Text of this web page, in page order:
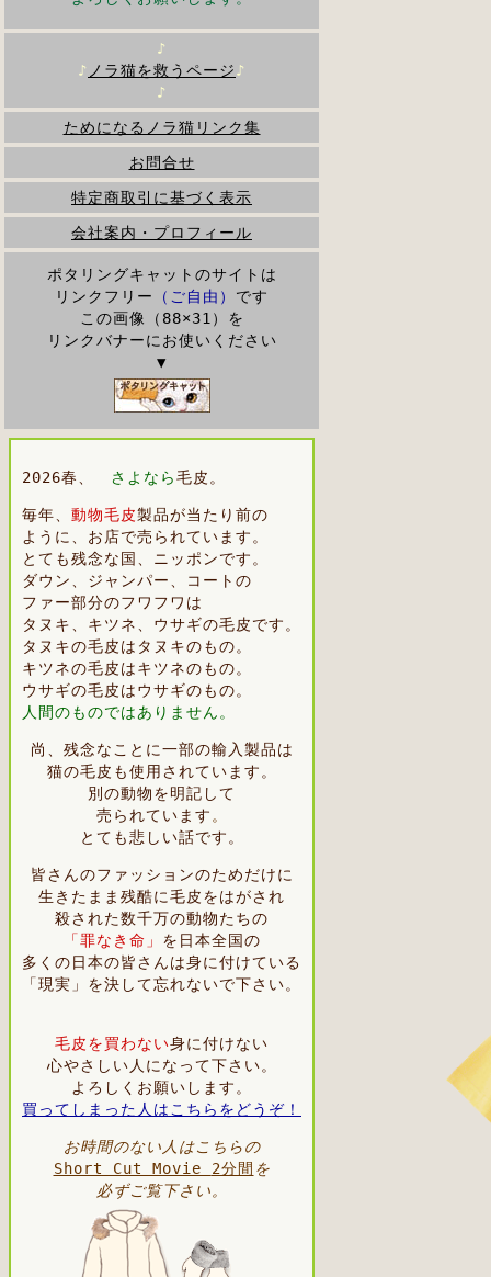
♪
♪ ノラ猫を救うページ♪
♪
ためになるノラ猫リンク集
お問合せ
特定商取引に基づく表示
会社案内・プロフィール
ポタリングキャットのサイトは
リンクフリー
（ご自由） です
この画像（88×31）を
リンクバナーにお使いください
▼
2026春、 さよなら毛皮。
毎年、 動物毛皮製品が当たり前の
ように、お店で売られています。
とても残念な国、ニッポンです。
ダウン、ジャンパー、コートの
ファー部分のフワフワは
タヌキ、キツネ、ウサギの毛皮です。
タヌキの毛皮はタヌキのもの。
キツネの毛皮はキツネのもの。
ウサギの毛皮はウサギのもの。
人間のものではありません。
尚、残念なことに一部の輸入製品は
猫の毛皮も使用されています。
別の動物を明記して
売られています 。
とても悲しい話です。
皆さんのファッションのためだけに
生きたまま残酷に毛皮をはがされ
殺された数千万の動物たちの
「罪なき命」 を日本全国の
多くの日本の皆さんは身に付けている
「現実」を決して忘れないで下さい。
毛皮を買わない身に付けない
心やさしい人になって下さい。
よろしくお願い します。
買ってしまった人はこちらをどうぞ！
お時間のない人はこちらの
Short Cut Movie 2分間 を
必ずご覧下さい。